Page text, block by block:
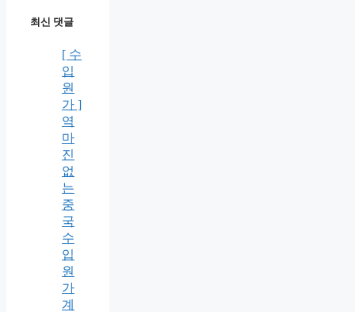
최신 댓글
[ 수
입
원
가 ]
역
마
진
없
는
중
국
수
입
원
가
계